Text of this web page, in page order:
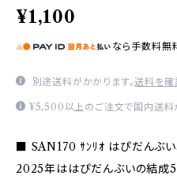
¥1,100
なら 手数料無
別途送料がかかります。送料を確
¥5,500以上のご注文で国内送料
■ SAN170 ｻﾝﾘｵ はぴだんぶ
2025年ははぴだんぶいの結成5